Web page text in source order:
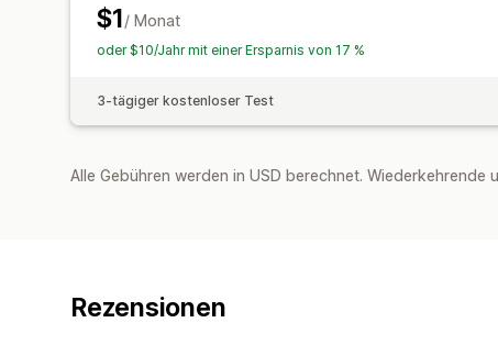
$1/ Monat
oder $10/Jahr mit einer Ersparnis von 17 %
3-tägiger kostenloser Test
Alle Gebühren werden in USD berechnet.
Rezensionen